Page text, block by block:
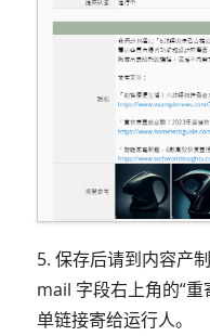
5. 保存后请到内容产
mail 字段右上角的“
单链接寄给运行人。